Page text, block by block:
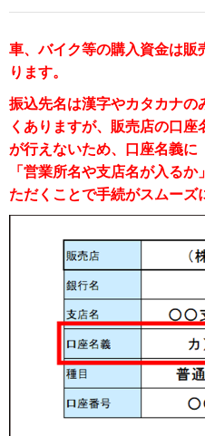
車、バイク等の購入資金は販
ります。
振込先名は漢字やカタカナの
くありますが、販売店の口
が行えないため、口座名義に
「営業所名や支店名が入る
ただくことで手続がスムーズ